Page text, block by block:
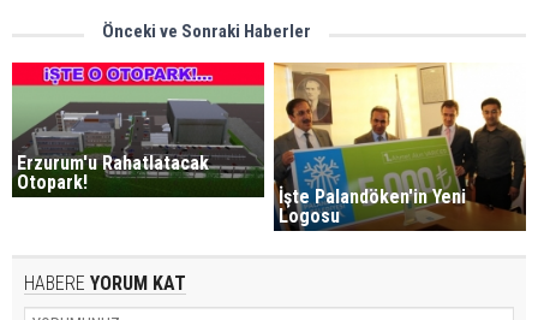
Önceki ve Sonraki Haberler
Erzurum'u Rahatlatacak
Otopark!
İşte Palandöken'in Yeni
Logosu
HABERE YORUM KAT